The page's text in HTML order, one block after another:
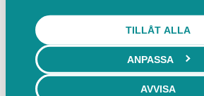
TILLÅT ALLA
ANPASSA
AVVISA